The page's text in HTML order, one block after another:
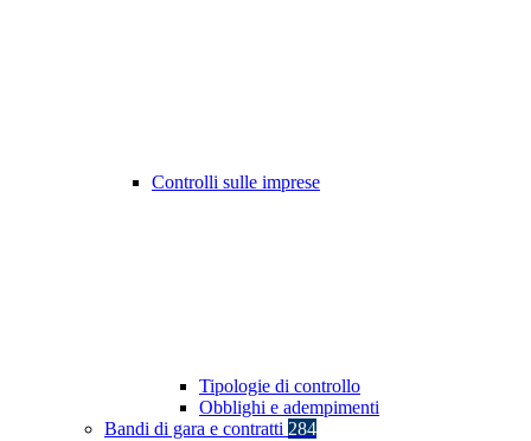
Controlli sulle imprese
Tipologie di controllo
Obblighi e adempimenti
Bandi di gara e contratti 284